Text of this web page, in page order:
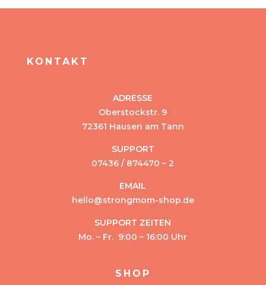
KONTAKT
ADRESSE
Oberstockstr. 9
72361 Hausen am Tann
SUPPORT
07436 / 874470 – 2
EMAIL
hello@strongmom-shop.de
SUPPORT ZEITEN
Mo. – Fr. 9:00 – 16:00 Uhr
SHOP